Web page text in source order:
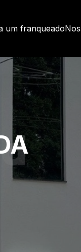
um franqueado